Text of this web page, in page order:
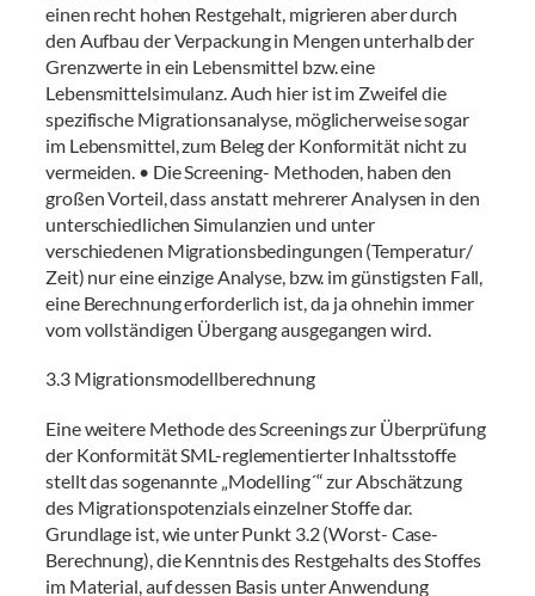
einen recht hohen Restgehalt, migrieren aber durch
den Aufbau der Verpackung in Mengen unterhalb der
Grenzwerte in ein Lebensmittel bzw. eine
Lebensmittelsimulanz. Auch hier ist im Zweifel die
spezifische Migrationsanalyse, möglicherweise sogar
im Lebensmittel, zum Beleg der Konformität nicht zu
vermeiden. • Die Screening- Methoden, haben den
großen Vorteil, dass anstatt mehrerer Analysen in den
unterschiedlichen Simulanzien und unter
verschiedenen Migrationsbedingungen (Temperatur/
Zeit) nur eine einzige Analyse, bzw. im günstigsten Fall,
eine Berechnung erforderlich ist, da ja ohnehin immer
vom vollständigen Übergang ausgegangen wird.
3.3 Migrationsmodellberechnung
Eine weitere Methode des Screenings zur Überprüfung
der Konformität SML-reglementierter Inhaltsstoffe
stellt das sogenannte „Modelling´“ zur Abschätzung
des Migrationspotenzials einzelner Stoffe dar.
Grundlage ist, wie unter Punkt 3.2 (Worst- Case-
Berechnung), die Kenntnis des Restgehalts des Stoffes
im Material, auf dessen Basis unter Anwendung